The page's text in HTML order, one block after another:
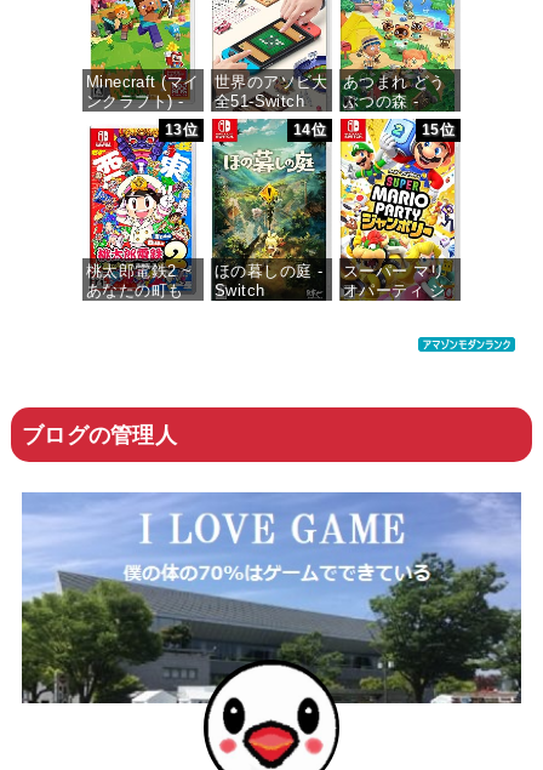
価格：¥900
Minecraft (マイ
ンクラフト) -
価格：¥3,400
世界のアソビ大
全51-Switch
価格：¥3,655
あつまれ どう
ぶつの森 -
Switch
価格：¥5,518
13位
桃太郎電鉄2 ~
あなたの町も
14位
ほの暮しの庭 -
Switch
15位
スーパー マリ
オパーティ ジ
ブログの管理人